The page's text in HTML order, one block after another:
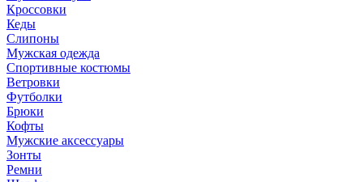
Кроссовки
Кеды
Слипоны
Мужская одежда
Спортивные костюмы
Ветровки
Футболки
Брюки
Кофты
Мужские аксессуары
Зонты
Ремни